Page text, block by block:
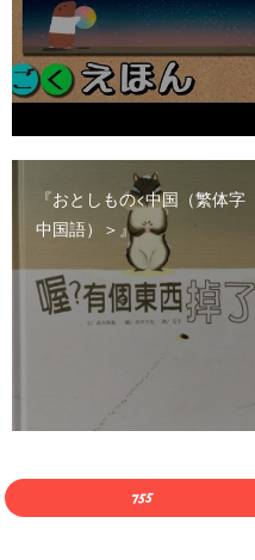
『おとしもの<中国（繁体字
中国語）＞』